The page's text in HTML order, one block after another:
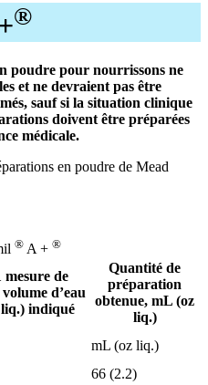
®
poudre pour nourrissons ne
et ne devraient pas être
sauf si la situation clinique
doivent être préparées
médicale.
en poudre de Mead
®A + ®
de
d’eau
indiqué
Quantité de
préparation
obtenue, mL (oz
liq.)
mL (oz liq.)
66 (2.2)